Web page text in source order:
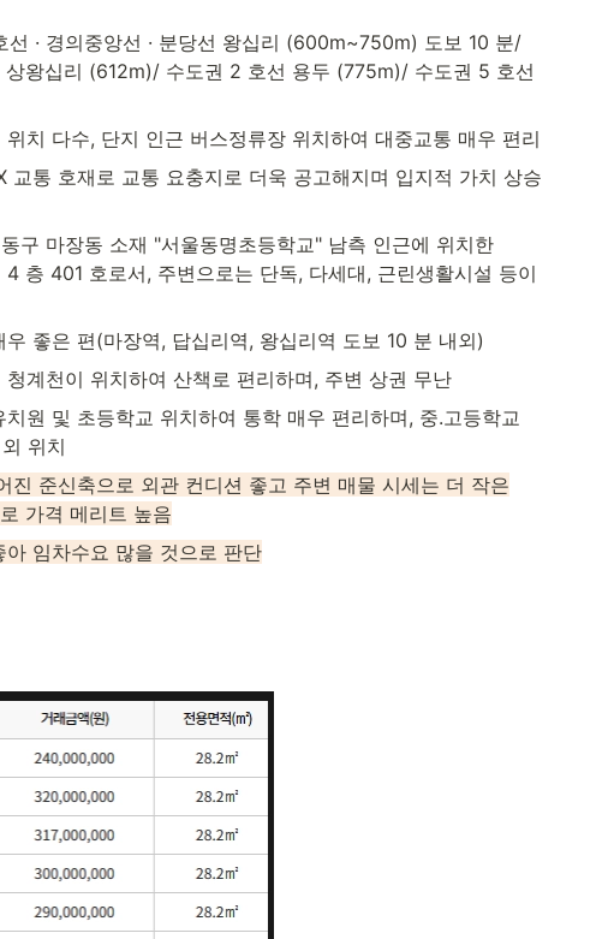
선 · 경의중앙선 · 분당선 왕십리 (600m~750m) 도보 10 분/
왕십리 (612m)/ 수도권 2 호선 용두 (775m)/ 수도권 5 호선
치 다수, 단지 인근 버스정류장 위치하여 대중교통 매우 편리
교통 호재로 교통 요충지로 더욱 공고해지며 입지적 가치 상승
구 마장동 소재 "서울동명초등학교" 남측 인근에 위치한
층 401 호로서, 주변으로는 단독, 다세대, 근린생활시설 등이
좋은 편(마장역, 답십리역, 왕십리역 도보 10 분 내외)
청계천이 위치하여 산책로 편리하며, 주변 상권 무난
원 및 초등학교 위치하여 통학 매우 편리하며, 중.고등학교
위치
진 준신축으로 외관 컨디션 좋고 주변 매물 시세는 더 작은
가격 메리트 높음
아 임차수요 많을 것으로 판단